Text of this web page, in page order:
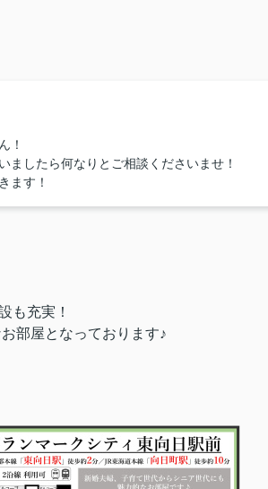
！
ましたら何なりとご相談くださいませ！
ます！
も充実！
部屋となっております♪